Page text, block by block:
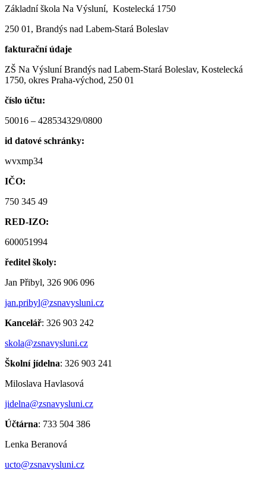
Základní škola Na Výsluní, Kostelecká 1750
250 01, Brandýs nad Labem-Stará Boleslav
fakturační údaje
ZŠ Na Výsluní Brandýs nad Labem-Stará Boleslav, Kostelecká
1750, okres Praha-východ, 250 01
číslo účtu:
50016 – 428534329/0800
id datové schránky:
wvxmp34
IČO:
750 345 49
RED-IZO:
600051994
ředitel školy:
Jan Přibyl, 326 906 096
jan.pribyl@zsnavysluni.cz
Kancelář: 326 903 242
skola@zsnavysluni.cz
Školní jídelna: 326 903 241
Miloslava Havlasová
jidelna@zsnavysluni.cz
Účtárna: 733 504 386
Lenka Beranová
ucto@zsnavysluni.cz